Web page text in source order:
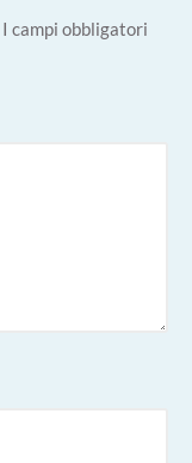
I campi obbligatori